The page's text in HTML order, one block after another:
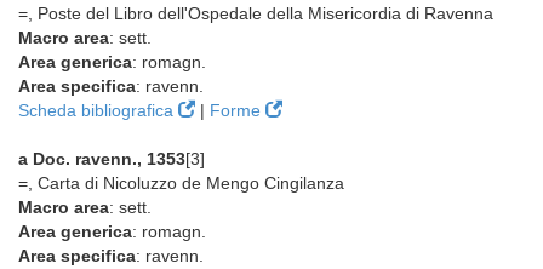
=, Poste del Libro dell'Ospedale della Misericordia di Ravenna
Macro area: sett.
Area generica: romagn.
Area specifica: ravenn.
Scheda bibliografica
| Forme
a Doc. ravenn., 1353[3]
=, Carta di Nicoluzzo de Mengo Cingilanza
Macro area: sett.
Area generica: romagn.
Area specifica: ravenn.